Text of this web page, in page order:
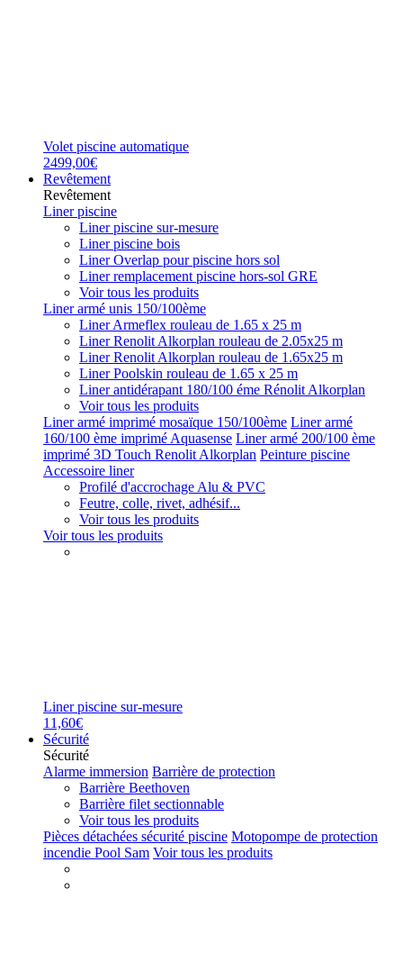
Volet piscine automatique
2499,00€
Revêtement
Revêtement
Liner piscine
Liner piscine sur-mesure
Liner piscine bois
Liner Overlap pour piscine hors sol
Liner remplacement piscine hors-sol GRE
Voir tous les produits
Liner armé unis 150/100ème
Liner Armeflex rouleau de 1.65 x 25 m
Liner Renolit Alkorplan rouleau de 2.05x25 m
Liner Renolit Alkorplan rouleau de 1.65x25 m
Liner Poolskin rouleau de 1.65 x 25 m
Liner antidérapant 180/100 éme Rénolit Alkorplan
Voir tous les produits
Liner armé imprimé mosaïque 150/100ème Liner armé
160/100 ème imprimé Aquasense Liner armé 200/100 ème
imprimé 3D Touch Renolit Alkorplan Peinture piscine
Accessoire liner
Profilé d'accrochage Alu & PVC
Feutre, colle, rivet, adhésif...
Voir tous les produits
Voir tous les produits
Liner piscine sur-mesure
11,60€
Sécurité
Sécurité
Alarme immersion Barrière de protection
Barrière Beethoven
Barrière filet sectionnable
Voir tous les produits
Pièces détachées sécurité piscine Motopompe de protection
incendie Pool Sam Voir tous les produits